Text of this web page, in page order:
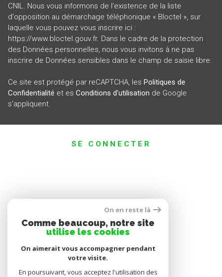
CNIL. Nous vous informons de l’existence de la liste
d'opposition au démarchage téléphonique « Bloctel », sur
laquelle vous pouvez vous inscrire ici :
https://www.bloctel.gouv.fr. Dans le cadre de la protection
des Données personnelles, nous vous invitons à ne pas
inscrire de Données sensibles dans le champ de saisie libre.
Ce site est protégé par reCAPTCHA, les Politiques de
Confidentialité et es Conditions d'utilisation de Google
s'appliquent.
SE CONNECTER
On en reste là
Comme beaucoup, notre site
utilise les cookies
On aimerait vous accompagner pendant
votre visite.
En poursuivant, vous acceptez l'utilisation des